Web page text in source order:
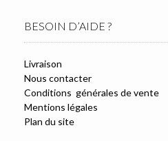
BESOIN D’AIDE ?
Livraison
Nous contacter
Conditions générales de vente
Mentions légales
Plan du site